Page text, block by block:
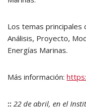
Los temas principales
Análisis, Proyecto,
Energías Marinas.
Más información:
:: 22 de abril, en el